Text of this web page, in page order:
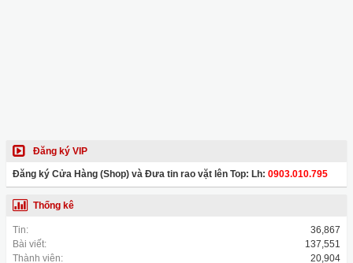
Đăng ký VIP
Đăng ký Cửa Hàng (Shop) và Đưa tin rao vặt lên Top: Lh: 0903.010.795
Thống kê
Tin:
36,867
Bài viết:
137,551
Thành viên:
20,904